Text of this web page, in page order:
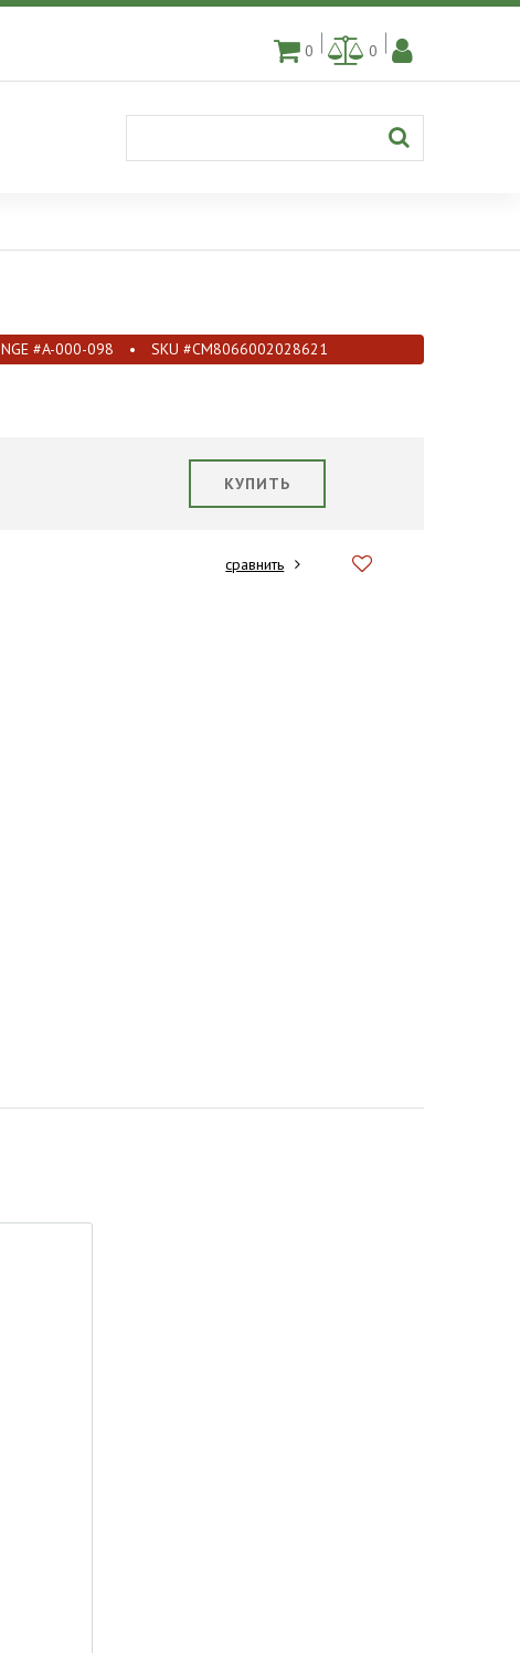
0 0
NGE #A-000-098 • SKU #CM8066002028621
КУПИТЬ
сравнить